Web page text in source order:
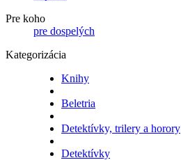
Pre koho
pre dospelých
Kategorizácia
Knihy
Beletria
Detektívky, trilery a horory
Detektívky